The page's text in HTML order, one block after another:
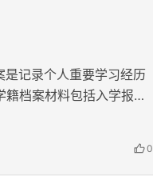
记录个人重要学习经历
档案材料包括入学报到
0